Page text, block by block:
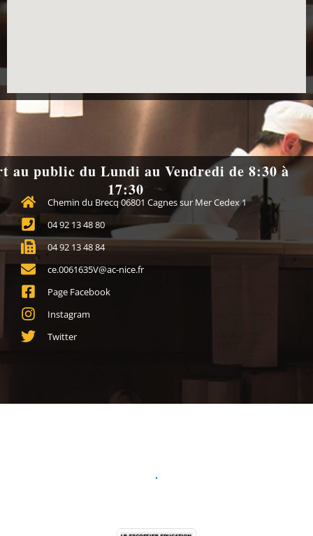
au public du Lundi au Vendredi de 8:30 à
17:30
Chemin du Brecq 06801 Cagnes sur Mer Cedex 1
04 92 13 48 80
04 92 13 48 84
ce.0061635V@ac-nice.fr
Page Facebook
Instagram
Twitter